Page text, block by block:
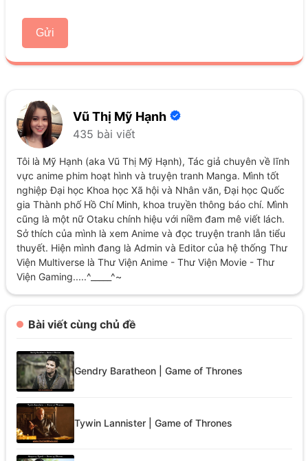
Vũ Thị Mỹ Hạnh
435 bài viết
Tôi là Mỹ Hạnh (aka Vũ Thị Mỹ Hạnh), Tác giả chuyên về lĩnh
vực anime phim hoạt hình và truyện tranh Manga. Mình tốt
nghiệp Đại học Khoa học Xã hội và Nhân văn, Đại học Quốc
gia Thành phố Hồ Chí Minh, khoa truyền thông báo chí. Mình
cũng là một nữ Otaku chính hiệu với niềm đam mê viết lách.
Sở thích của mình là xem Anime và đọc truyện tranh lẫn tiểu
thuyết. Hiện mình đang là Admin và Editor của hệ thống Thư
Viện Multiverse là Thư Viện Anime - Thư Viện Movie - Thư
Viện Gaming.....^_____^~
Bài viết cùng chủ đề
Gendry Baratheon | Game of Thrones
Tywin Lannister | Game of Thrones
Gửi